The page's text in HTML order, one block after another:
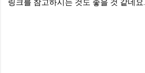
링크를 참고하시는 것도 좋을 것 같네요.